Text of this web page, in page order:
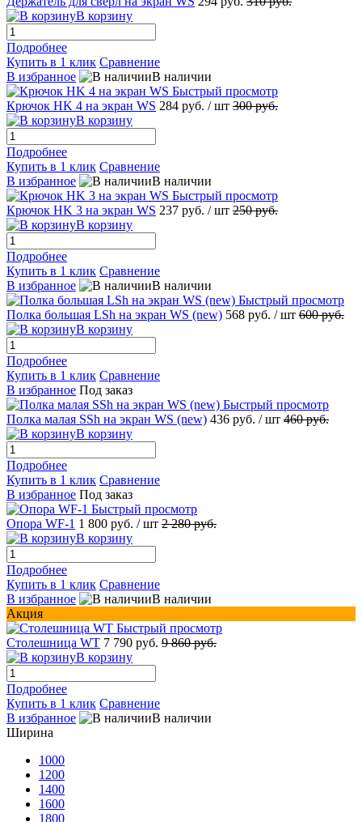
В корзину
Подробнее
Купить в 1 клик Сравнение
В избранное
В наличии
Быстрый просмотр
Крючок HK 4 на экран WS 284 руб. / шт 300 руб.
В корзину
Подробнее
Купить в 1 клик Сравнение
В избранное
В наличии
Быстрый просмотр
Крючок HK 3 на экран WS 237 руб. / шт 250 руб.
В корзину
Подробнее
Купить в 1 клик Сравнение
В избранное
В наличии
Быстрый просмотр
Полка большая LSh на экран WS (new) 568 руб. / шт 600 руб.
В корзину
Подробнее
Купить в 1 клик Сравнение
В избранное Под заказ
Быстрый просмотр
Полка малая SSh на экран WS (new) 436 руб. / шт 460 руб.
В корзину
Подробнее
Купить в 1 клик Сравнение
В избранное Под заказ
Быстрый просмотр
Опора WF-1 1 800 руб. / шт 2 280 руб.
В корзину
Подробнее
Купить в 1 клик Сравнение
В избранное
В наличии
Акция
Быстрый просмотр
Столешница WT 7 790 руб. 9 860 руб.
В корзину
Подробнее
Купить в 1 клик Сравнение
В избранное
В наличии
Ширина
1000
1200
1400
1600
1800